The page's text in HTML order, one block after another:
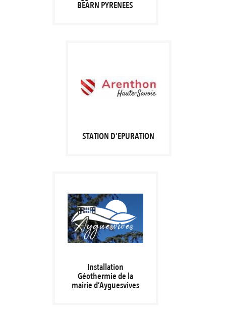
BEARN PYRENEES
STATION D’EPURATION
Installation
Géothermie de la
mairie d’Ayguesvives